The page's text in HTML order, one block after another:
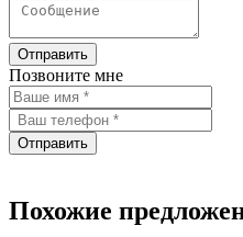
Отправить
Позвоните мне
Отправить
Похожие